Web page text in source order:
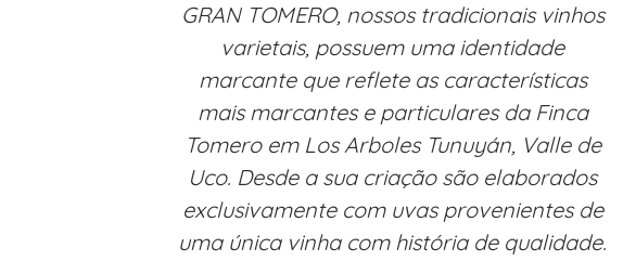
GRAN TOMERO, nossos tradicionais vinhos
varietais, possuem uma identidade
marcante que reflete as características
mais marcantes e particulares da Finca
Tomero em Los Arboles Tunuyán, Valle de
Uco. Desde a sua criação são elaborados
exclusivamente com uvas provenientes de
uma única vinha com história de qualidade.